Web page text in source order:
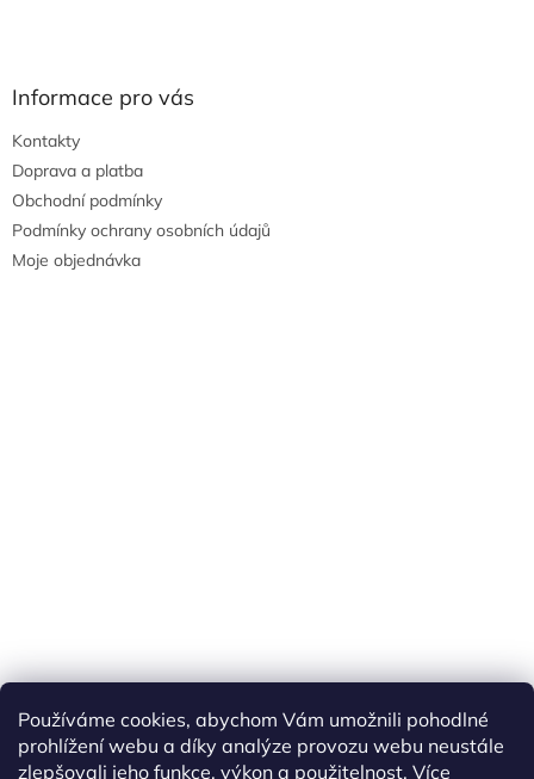
Používáme cookies, abychom Vám umožnili pohodlné
prohlížení webu a díky analýze provozu webu neustále
zlepšovali jeho funkce, výkon a použitelnost. Více
Informace pro vás
Kontakty
Doprava a platba
Obchodní podmínky
Podmínky ochrany osobních údajů
Moje objednávka
Tisíce výdejních míst po celé ČR